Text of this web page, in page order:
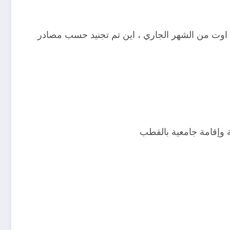
الجامعية بالشلف بعد انطلاق التسجيلات الجامعية لفائدة الطلبة الجدد حاملي بكالوريا 2022 يوم 20 اوت من الشهر الجاري ، اين تم تجنيد حسب مصادر